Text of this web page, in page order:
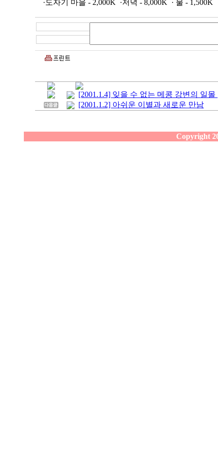
·도자기 마을 - 2,000K ·저녁 - 8,000K · 물 - 1,500K
[2001.1.4] 잊을 수 없는 메콩 강변의 일몰
[2001.1.2] 아쉬운 이별과 새로운 만남
Copyright